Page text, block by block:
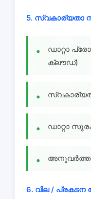
5. സ്വകാര്യതാ
ഡാറ്റാ
ക്ലൗഡ്)
ഡാറ്റാ
6. വില / പ്രകടന